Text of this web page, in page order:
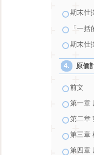
期末仕
「一
期末仕
原価
前文
第一章
第二章
第三章
第四章